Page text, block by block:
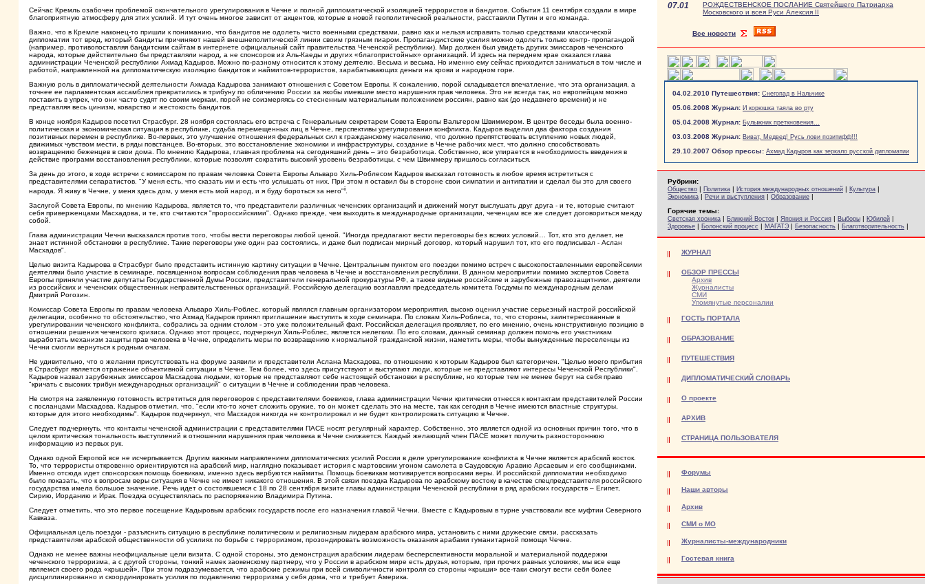
Сейчас Кремль озабочен проблемой окончательного урегулирования в Чечне и полной дипломатической изоляцией террористов и бандитов. События 11 сентября создали в мире
благоприятную атмосферу для этих усилий. И тут очень многое зависит от акцентов, которые в новой геополитической реальности, расставили Путин и его команда.
Важно, что в Кремле наконец-то пришли к пониманию, что бандитов не одолеть чисто военными средствами, равно как и нельзя исправить только средствами классической
дипломатии тот вред, который бандиты причиняют нашей внешнеполитической линии своим грязным пиаром. Пропагандистские усилия можно одолеть только контр- пропагандой
(например, противопоставляя бандитским сайтам в интернете официальный сайт правительства Чеченской республики). Мир должен был увидеть других эмиссаров чеченского
народа, которые действительно бы представляли народ, а не спонсоров из Аль-Каеды и других «благопристойных» организаций. И здесь на переднем крае оказался глава
администрации Чеченской республики Ахмад Кадыров. Можно по-разному относится к этому деятелю. Весьма и весьма. Но именно ему сейчас приходится заниматься в том числе и
работой, направленной на дипломатическую изоляцию бандитов и наймитов-террористов, зарабатывающих деньги на крови и народном горе.
Важную роль в дипломатической деятельности Ахмада Кадырова занимают отношения с Советом Европы. К сожалению, порой складывается впечатление, что эта организация, а
точнее ее парламентская ассамблея превратились в трибуну по обличению России за якобы имевшие место нарушения прав человека. Это не всегда так, но европейцам можно
поставить в упрек, что они часто судят по своим меркам, порой не соизмеряясь со стесненным материальным положением россиян, равно как (до недавнего времени) и не
представляя весь цинизм, коварство и жестокость бандитов.
В конце ноября Кадыров посетил Страсбург. 28 ноября состоялась его встреча с Генеральным секретарем Совета Европы Вальтером Швиммером. В центре беседы была военно-
политическая и экономическая ситуация в республике, судьба перемещенных лиц в Чечне, перспективы урегулирования конфликта. Кадыров выделил два фактора создания
позитивных перемен в республике. Во-первых, это улучшение отношения федеральных сил к гражданскому населению, что должно препятствовать вступлению новых людей,
движимых чувством мести, в ряды повстанцев. Во-вторых, это восстановление экономики и инфраструктуры, создание в Чечне рабочих мест, что должно способствовать
возвращению беженцев в свои дома. По мнению Кадырова, главная проблема на сегодняшний день – это безработица. Собственно, все упирается в необходимость введения в
действие программ восстановления республики, которые позволят сократить высокий уровень безработицы, с чем Швиммеру пришлось согласиться.
За день до этого, в ходе встречи с комиссаром по правам человека Совета Европы Альваро Хиль-Роблесом Кадыров высказал готовность в любое время встретиться с
представителями сепаратистов. "У меня есть, что сказать им и есть что услышать от них. При этом я оставил бы в стороне свои симпатии и антипатии и сделал бы это для своего
народа. Я живу в Чечне, у меня здесь дом, у меня есть мой народ, и я буду бороться за него"i.
Заслугой Совета Европы, по мнению Кадырова, является то, что представители различных чеченских организаций и движений могут выслушать друг друга - и те, которые считают
себя приверженцами Масхадова, и те, кто считаются "пророссийскими". Однако прежде, чем выходить в международные организации, чеченцам все же следует договориться между
собой.
Глава администрации Чечни высказался против того, чтобы вести переговоры любой ценой. "Иногда предлагают вести переговоры без всяких условий… Тот, кто это делает, не
знает истинной обстановки в республике. Такие переговоры уже один раз состоялись, и даже был подписан мирный договор, который нарушил тот, кто его подписывал - Аслан
Масхадов".
Целью визита Кадырова в Страсбург было представить истинную картину ситуации в Чечне. Центральным пунктом его поездки помимо встреч с высокопоставленными европейскими
деятелями было участие в семинаре, посвященном вопросам соблюдения прав человека в Чечне и восстановления республики. В данном мероприятии помимо экспертов Совета
Европы приняли участие депутаты Государственной Думы России, представители генеральной прокуратуры РФ, а также видные российские и зарубежные правозащитники, деятели
из российских и чеченских общественных неправительственных организаций. Российскую делегацию возглавлял председатель комитета Госдумы по международным делам
Дмитрий Рогозин.
Комиссар Совета Европы по правам человека Альваро Хиль-Роблес, который являлся главным организатором мероприятия, высоко оценил участие серьезный настрой российской
делегации, особенно то обстоятельство, что Ахмад Кадыров принял приглашение выступить в ходе семинара. По словам Хиль-Роблеса, то, что стороны, заинтересованные в
урегулировании чеченского конфликта, собрались за одним столом - это уже положительный факт. Российская делегация проявляет, по его мнению, очень конструктивную позицию в
отношении решения чеченского кризиса. Однако этот процесс, подчеркнул Хиль-Роблес, является нелегким. По его словам, данный семинар должен помочь его участникам
выработать механизм защиты прав человека в Чечне, определить меры по возвращению к нормальной гражданской жизни, наметить меры, чтобы вынужденные переселенцы из
Чечни смогли вернуться к родным очагам.
Не удивительно, что о желании присутствовать на форуме заявили и представители Аслана Масхадова, по отношению к которым Кадыров был категоричен. "Целью моего прибытия
в Страсбург является отражение объективной ситуации в Чечне. Тем более, что здесь присутствуют и выступают люди, которые не представляют интересы Чеченской Республики".
Кадыров назвал зарубежных эмиссаров Масхадова людьми, которые не представляют себе настоящей обстановки в республике, но которые тем не менее берут на себя право
"кричать с высоких трибун международных организаций" о ситуации в Чечне и соблюдении прав человека.
Не смотря на заявленную готовность встретиться для переговоров с представителями боевиков, глава администрации Чечни критически отнесся к контактам представителей России
с посланцами Масхадова. Кадыров отметил, что, "если кто-то хочет сложить оружие, то он может сделать это на месте, так как сегодня в Чечне имеются властные структуры,
которые для этого необходимы". Кадыров подчеркнул, что Масхадов никогда не контролировал и не будет контролировать ситуацию в Чечне.
Следует подчеркнуть, что контакты чеченской администрации с представителями ПАСЕ носят регулярный характер. Собственно, это является одной из основных причин того, что в
целом критическая тональность выступлений в отношении нарушения прав человека в Чечне снижается. Каждый желающий член ПАСЕ может получить разностороннюю
информацию из первых рук.
Однако одной Европой все не исчерпывается. Другим важным направлением дипломатических усилий России в деле урегулирование конфликта в Чечне является арабский восток.
То, что террористы откровенно ориентируются на арабский мир, наглядно показывает история с мартовским угоном самолета в Саудовскую Аравию Арсаевым и его сообщниками.
Именно отсюда идет спонсорская помощь боевикам, именно здесь вербуются наймиты. Помощь боевикам мотивируется вопросами веры. И российской дипломатии необходимо
было показать, что к вопросам веры ситуация в Чечне не имеет никакого отношения. В этой связи поездка Кадырова по арабскому востоку в качестве спецпредставителя российского
государства имела большое значение. Речь идет о состоявшемся с 18 по 28 сентября визите главы администрации Чеченской республики в ряд арабских государств – Египет,
Сирию, Иорданию и Ирак. Поездка осуществлялась по распоряжению Владимира Путина.
Следует отметить, что это первое посещение Кадыровым арабских государств после его назначения главой Чечни. Вместе с Кадыровым в турне участвовали все муфтии Северного
Кавказа.
Официальная цель поездки - разъяснить ситуацию в республике политическим и религиозным лидерам арабского мира, установить с ними дружеские связи, рассказать
представителям арабской общественности об усилиях по борьбе с терроризмом, прозондировать возможность оказания арабами гуманитарной помощи Чечне.
Однако не менее важны неофициальные цели визита. С одной стороны, это демонстрация арабским лидерам бесперспективности моральной и материальной поддержки
чеченского терроризма, а с другой стороны, тонкий намек заокенскому партнеру, что у России в арабском мире есть друзья, которым, при прочих равных условиях, мы все еще
являемся своего рода «крышей». При этом подразумевается, что арабские режимы при всей символичности контроля со стороны «крыши» все-таки смогут вести себя более
дисциплинированно и скоординировать усилия по подавлению терроризма у себя дома, что и требует Америка.
07.01
РОЖДЕСТВЕНСКОЕ ПОСЛАНИЕ Святейшего Патриарха
Московского и всея Руси Алексия II
Все новости
04.02.2010 Путешествия: Снегопад в Нальчике
05.06.2008 Журнал: И корюшка таяла во рту
05.04.2008 Журнал: Булыжник преткновения...
03.03.2008 Журнал: Виват, Медвед! Русь лови позитифф!!!
29.10.2007 Обзор прессы: Ахмад Кадыров как зеркало русской дипломатии
Рубрики:
Общество | Политика | История международных отношений | Культура |
Экономика | Речи и выступления | Образование |
Горячие темы:
Светская хроника | Ближний Восток | Япония и Россия | Выборы | Юбилей |
Здоровье | Болонский процесс | МАГАТЭ | Безопасность | Благотворительность |
ЖУРНАЛ
ОБЗОР ПРЕССЫ
Архив
Журналисты
СМИ
Упомянутые персоналии
ГОСТЬ ПОРТАЛА
ОБРАЗОВАНИЕ
ПУТЕШЕСТВИЯ
ДИПЛОМАТИЧЕСКИЙ СЛОВАРЬ
О проекте
АРХИВ
СТРАНИЦА ПОЛЬЗОВАТЕЛЯ
Форумы
Наши авторы
Архив
СМИ о МО
Журналисты-международники
Гостевая книга